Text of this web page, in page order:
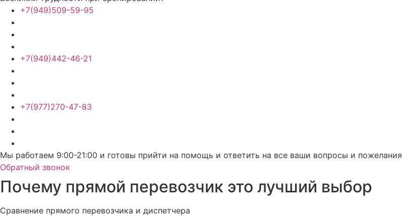
+7(949)509-59-95
+7(949)442-46-21
+7(977)270-47-83
Мы работаем 9:00-21:00 и готовы прийти на помощь и ответить на все ваши вопросы и пожелания
Обратный звонок
Почему прямой перевозчик это лучший выбор
Сравнение прямого перевозчика и диспетчера